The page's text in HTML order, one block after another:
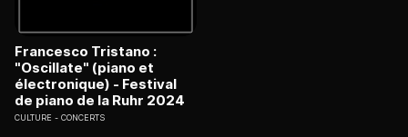
Francesco Tristano :
"Oscillate" (piano et
électronique) - Festival
de piano de la Ruhr 2024
CULTURE CONCERTS